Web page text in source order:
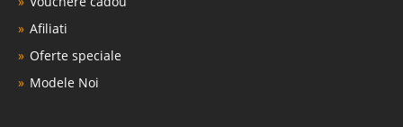
Afiliati
Oferte speciale
Modele Noi